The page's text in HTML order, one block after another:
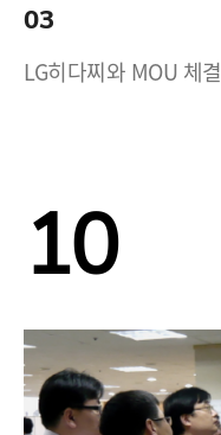
03
LG히다찌와 MOU 체결
10